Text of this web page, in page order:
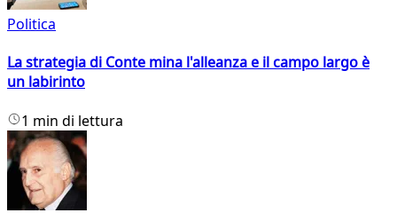
Politica
La strategia di Conte mina l'alleanza e il campo largo è
un labirinto
1 min di lettura